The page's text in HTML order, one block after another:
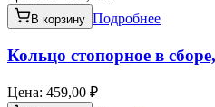
В корзину Подробнее
Кольцо стопорное в
Цена: 459,00 ₽